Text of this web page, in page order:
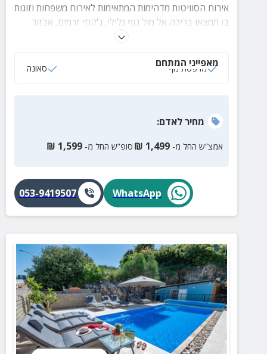
אירוח הסוויטות מדהימות המתאימות לאירוח משפחות וזוגות
בו תמצאו בריכה אל מול נוף גלילי, ג'קוזי זרמים, אבזור
מלא בכל בקתה ועוד שלל פינוקים והפתעות.
מאפייני המתחם
מרפסת נוף סאונה
מחירלאדם:
אמצ”ש החל מ- 1,499
₪ סופ”ש החל מ- 1,599
₪
WhatsApp
053-9419507